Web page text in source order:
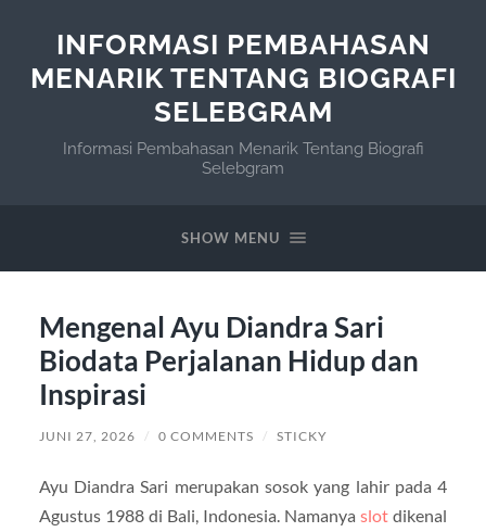
INFORMASI PEMBAHASAN
MENARIK TENTANG BIOGRAFI
SELEBGRAM
Informasi Pembahasan Menarik Tentang Biografi
Selebgram
SHOW MENU
Mengenal Ayu Diandra Sari
Biodata Perjalanan Hidup dan
Inspirasi
JUNI 27, 2026 / 0 COMMENTS / STICKY
Ayu Diandra Sari merupakan sosok yang lahir pada 4
Agustus 1988 di Bali, Indonesia. Namanyaslot dikenal